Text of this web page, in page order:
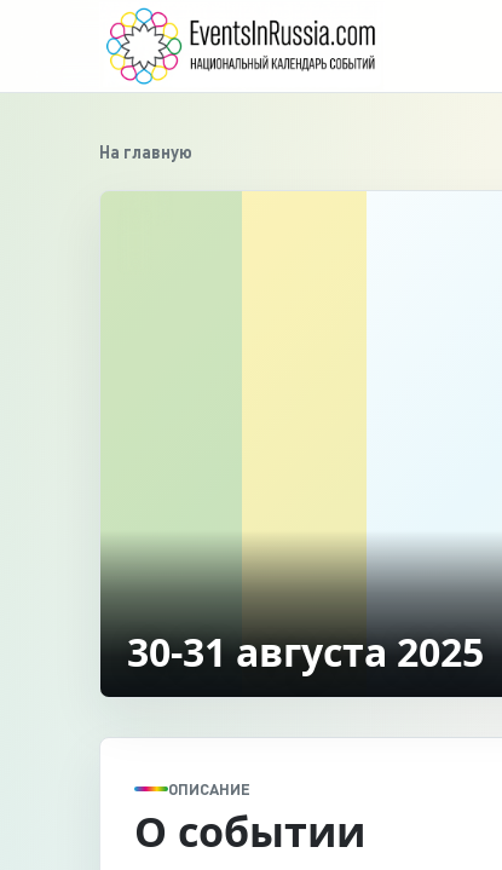
На главную
‹
30-31 августа 2025
ОПИСАНИЕ
О событии